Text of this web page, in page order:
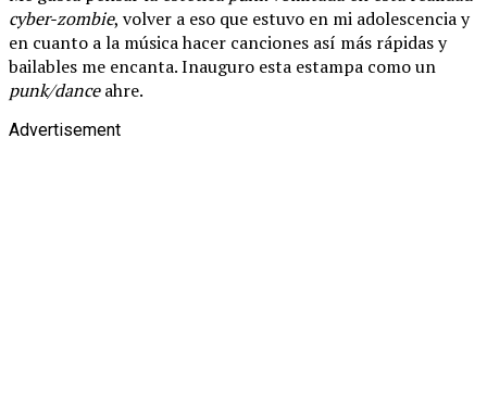
cyber-zombie, volver a eso que estuvo en mi adolescencia y
en cuanto a la música hacer canciones así más rápidas y
bailables me encanta. Inauguro esta estampa como un
punk/danceahre.
Advertisement